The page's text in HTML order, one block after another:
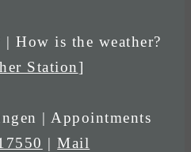
| How is the weather?
Station]
| Appointments
|Mail